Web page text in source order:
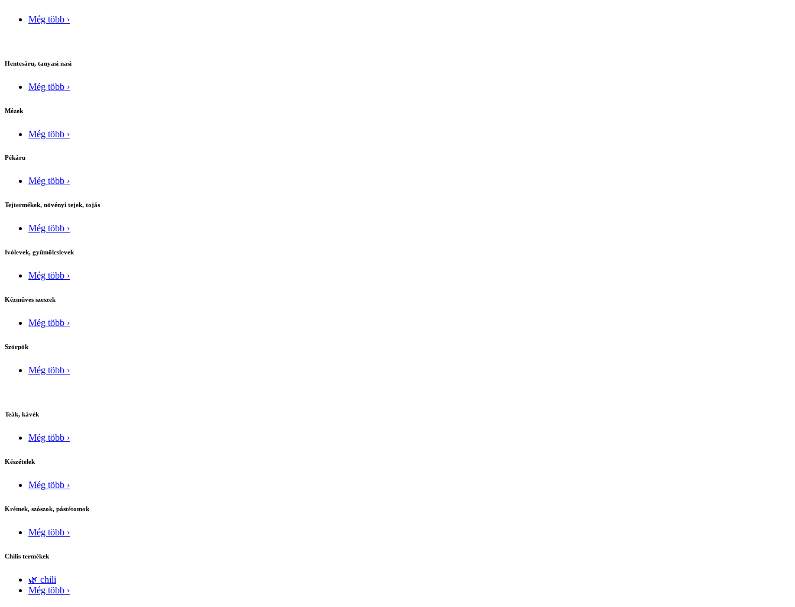
Még több ›
Hentesáru, tanyasi nasi
Még több ›
Mézek
Még több ›
Pékáru
Még több ›
Tejtermékek, növényi tejek, tojás
Még több ›
Ivólevek, gyümölcslevek
Még több ›
Kézmûves szeszek
Még több ›
Szörpök
Még több ›
Teák, kávék
Még több ›
Készételek
Még több ›
Krémek, szószok, pástétomok
Még több ›
Chilis termékek
🌿 chili
Még több ›